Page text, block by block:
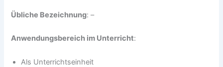
Übliche Bezeichnung: –
Anwendungsbereich im Unterricht:
Als Unterrichtseinheit